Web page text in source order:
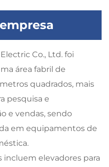
Co., Ltd. foi
área fabril de
quadrados, mais
pesquisa e
e vendas, sendo
em equipamentos de
incluem elevadores para